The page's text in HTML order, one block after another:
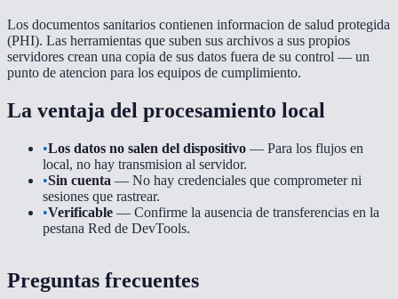
Los documentos sanitarios contienen informacion de salud protegida
(PHI). Las herramientas que suben sus archivos a sus propios
servidores crean una copia de sus datos fuera de su control — un
punto de atencion para los equipos de cumplimiento.
La ventaja del procesamiento local
•Los datos no salen del dispositivo — Para los flujos en
local, no hay transmision al servidor.
•Sin cuenta — No hay credenciales que comprometer ni
sesiones que rastrear.
•Verificable — Confirme la ausencia de transferencias en la
pestana Red de DevTools.
Preguntas frecuentes